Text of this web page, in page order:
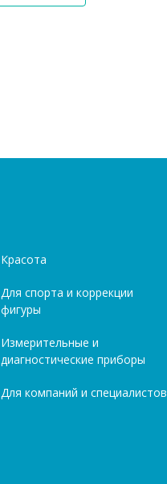
Красота
Для спорта и коррекции
фигуры
Измерительные и
диагностические приборы
Для компаний и специалистов